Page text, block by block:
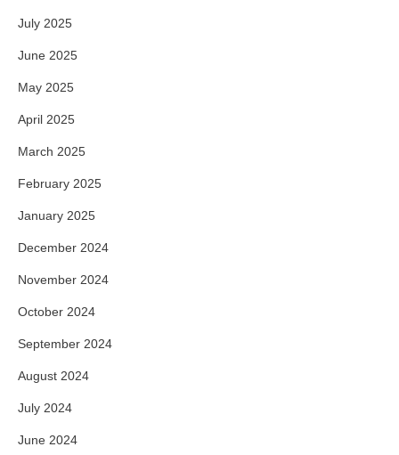
July 2025
June 2025
May 2025
April 2025
March 2025
February 2025
January 2025
December 2024
November 2024
October 2024
September 2024
August 2024
July 2024
June 2024